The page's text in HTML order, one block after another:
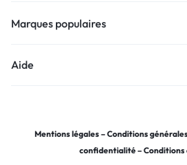
Marques populaires
Aide
Mentions légales –Conditions
confidentialité–Conditions